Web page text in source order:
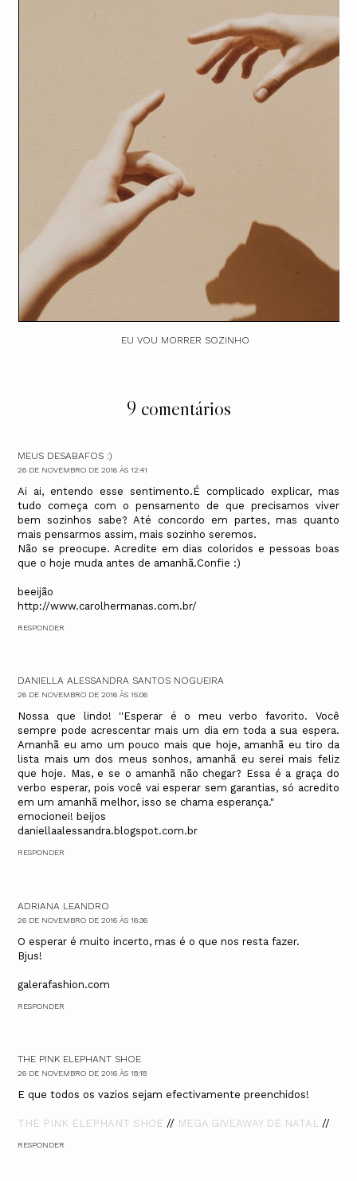
EU VOU MORRER SOZINHO
9 comentários
MEUS DESABAFOS :)
26 DE NOVEMBRO DE 2016 ÀS 12:41
Ai ai, entendo esse sentimento.É complicado explicar, mas
tudo começa com o pensamento de que precisamos viver
bem sozinhos sabe? Até concordo em partes, mas quanto
mais pensarmos assim, mais sozinho seremos.
Não se preocupe. Acredite em dias coloridos e pessoas boas
que o hoje muda antes de amanhã.Confie :)
beeijão
http://www.carolhermanas.com.br/
RESPONDER
DANIELLA ALESSANDRA SANTOS NOGUEIRA
26 DE NOVEMBRO DE 2016 ÀS 15:06
Nossa que lindo! ''Esperar é o meu verbo favorito. Você
sempre pode acrescentar mais um dia em toda a sua espera.
Amanhã eu amo um pouco mais que hoje, amanhã eu tiro da
lista mais um dos meus sonhos, amanhã eu serei mais feliz
que hoje. Mas, e se o amanhã não chegar? Essa é a graça do
verbo esperar, pois você vai esperar sem garantias, só acredito
em um amanhã melhor, isso se chama esperança."
emocionei! beijos
daniellaalessandra.blogspot.com.br
RESPONDER
ADRIANA LEANDRO
26 DE NOVEMBRO DE 2016 ÀS 16:36
O esperar é muito incerto, mas é o que nos resta fazer.
Bjus!
galerafashion.com
RESPONDER
THE PINK ELEPHANT SHOE
26 DE NOVEMBRO DE 2016 ÀS 18:18
E que todos os vazios sejam efectivamente preenchidos!
THE PINK ELEPHANT SHOE // MEGA GIVEAWAY DE NATAL //
RESPONDER